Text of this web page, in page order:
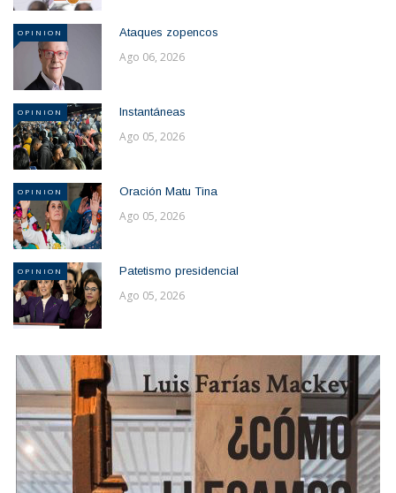
OPINION Ataques zopencos
Ago 06, 2026
OPINION Instantáneas
Ago 05, 2026
OPINION Oración Matu Tina
Ago 05, 2026
OPINION Patetismo presidencial
Ago 05, 2026